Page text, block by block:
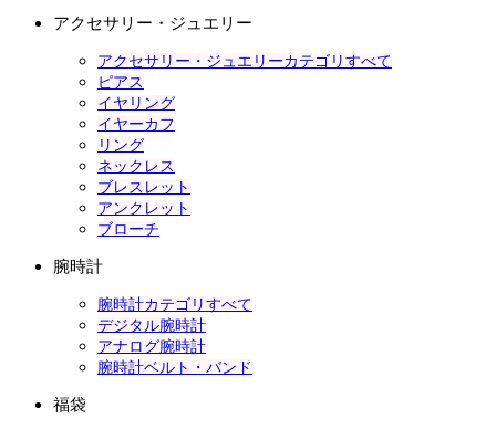
アクセサリー・ジュエリー
アクセサリー・ジュエリーカテゴリすべて
ピアス
イヤリング
イヤーカフ
リング
ネックレス
ブレスレット
アンクレット
ブローチ
腕時計
腕時計カテゴリすべて
デジタル腕時計
アナログ腕時計
腕時計ベルト・バンド
福袋